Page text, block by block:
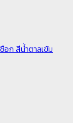
อก สีน้ำตาลเข้ม